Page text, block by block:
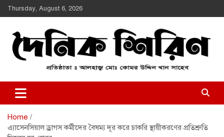
Skip
to
Thursday, August 6, 2026
Daily Shirin
Home
এ্যাসেনসিয়াল ড্রাগস কর্মীদের বৈষম্য দূর করে চাকরি স্থায়ীকরণের প্রতিশ্রুতি